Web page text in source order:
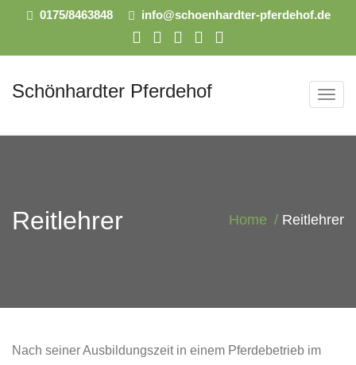
0175/8463848 info@schoenhardter-pferdehof.de
Schönhardter Pferdehof
T
Reitlehrer Home Reitlehrer
Nach seiner Ausbildungszeit in einem Pferdebetrieb im